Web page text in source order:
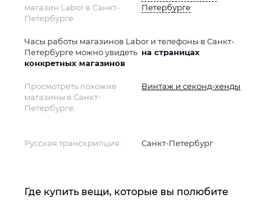
магазин Labor в Санкт-
Петербурге
Петербурге
Часы работы магазинов Labor и телефоны в Санкт-
Петербурге можно увидеть на страницах
конкретных магазинов
Просмотреть похожие
магазины в Санкт-
Петербурге:
Винтаж и секонд-хенды
Русская транскрипция: Санкт-Петербург
Где купить вещи, которые вы полюбите